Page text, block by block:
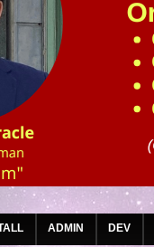
ADMIN DEV